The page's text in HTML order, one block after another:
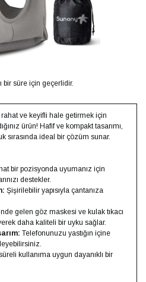
bir süre için geçerlidir.
ve keyifli hale getirmek için
ürün! Hafif ve kompakt tasarımı,
sırasında ideal bir çözüm sunar.
bir pozisyonda uyumanız için
destekler.
Şişirilebilir yapısıyla çantanıza
gelen göz maskesi ve kulak tıkacı
daha kaliteli bir uyku sağlar.
Telefonunuzu yastığın içine
kullanıma uygun dayanıklı bir